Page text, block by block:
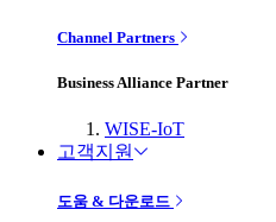
Channel Partners
Business Alliance Partner
WISE-IoT
고객지원
도움 & 다운로드